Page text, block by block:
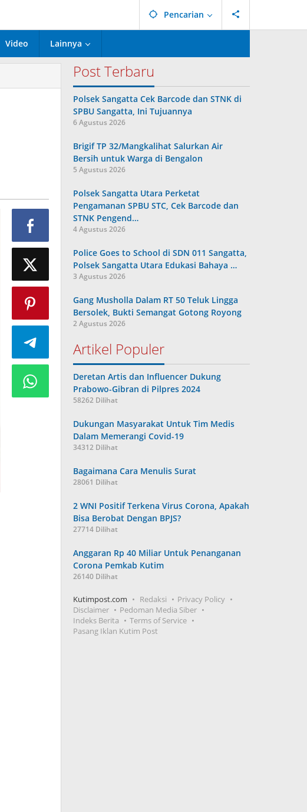
Pencarian
Video Lainnya
Post Terbaru
Polsek Sangatta Cek Barcode dan STNK di
SPBU Sangatta, Ini Tujuannya
6 Agustus 2026
Brigif TP 32/Mangkalihat Salurkan Air
Bersih untuk Warga di Bengalon
5 Agustus 2026
Polsek Sangatta Utara Perketat
Pengamanan SPBU STC, Cek Barcode dan
STNK Pengend…
4 Agustus 2026
Police Goes to School di SDN 011 Sangatta,
Polsek Sangatta Utara Edukasi Bahaya …
3 Agustus 2026
Gang Musholla Dalam RT 50 Teluk Lingga
Bersolek, Bukti Semangat Gotong Royong
2 Agustus 2026
Artikel Populer
Deretan Artis dan Influencer Dukung
Prabowo-Gibran di Pilpres 2024
58262 Dilihat
Dukungan Masyarakat Untuk Tim Medis
Dalam Memerangi Covid-19
34312 Dilihat
Bagaimana Cara Menulis Surat
28061 Dilihat
2 WNI Positif Terkena Virus Corona, Apakah
Bisa Berobat Dengan BPJS?
27714 Dilihat
Anggaran Rp 40 Miliar Untuk Penanganan
Corona Pemkab Kutim
26140 Dilihat
Kutimpost.com Redaksi
Privacy Policy
Disclaimer
Pedoman Media Siber
Indeks Berita
Terms of Service
Pasang Iklan Kutim Post